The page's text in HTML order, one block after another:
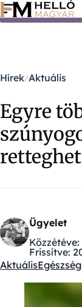
Ugrás a
Hírek Aktuális
Egyre
Ügyelet
Közzétéve:
Frissítve:
Kategóriák:
Aktuális